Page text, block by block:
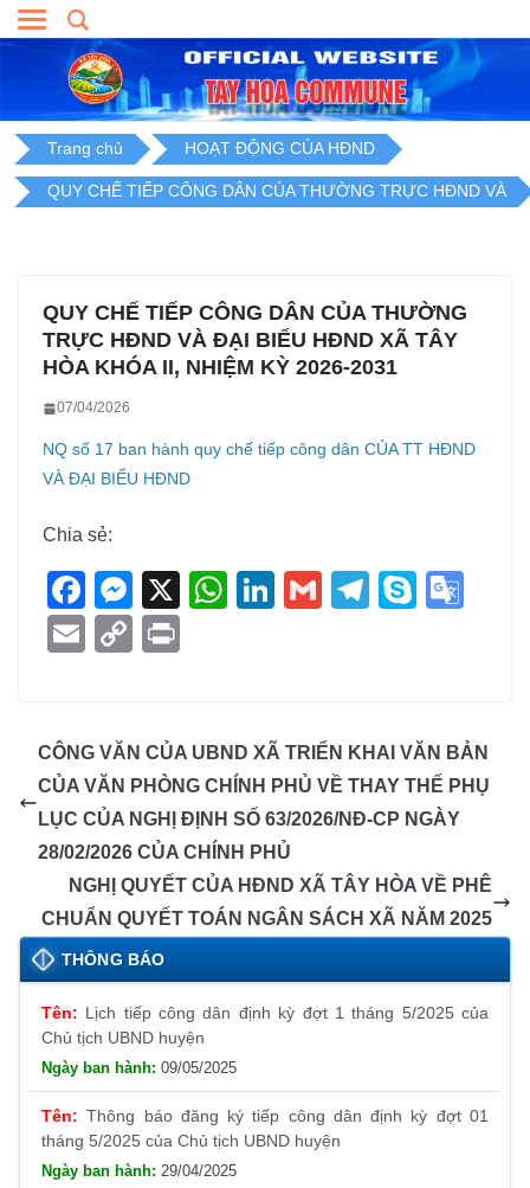
Skip
to
Trang chủ HOẠT ĐỘNG CỦA HĐND
QUY CHẾ TIẾP CÔNG DÂN CỦA THƯỜNG TRỰC HĐND VÀ
QUY CHẾ TIẾP CÔNG DÂN CỦA THƯỜNG
TRỰC HĐND VÀ ĐẠI BIỂU HĐND XÃ TÂY
HÒA KHÓA II, NHIỆM KỲ 2026-2031
07/04/2026
NQ số 17 ban hành quy chế tiếp công dân CỦA TT HĐND
VÀ ĐẠI BIỂU HĐND
Chia sẻ:
F
a
c
b
o
o
k
M
e
ss
n
g
er
X
W
A
p
p
Li
dI
n
G
T
a
m
S
e
Tr
sl
at
e
E
C
y
Li
n
k
CÔNG VĂN CỦA UBND XÃ TRIỂN KHAI VĂN BẢN
CỦA VĂN PHÒNG CHÍNH PHỦ VỀ THAY THẾ PHỤ
LỤC CỦA NGHỊ ĐỊNH SỐ 63/2026/NĐ-CP NGÀY
28/02/2026 CỦA CHÍNH PHỦ
NGHỊ QUYẾT CỦA HĐND XÃ TÂY HÒA VỀ PHÊ
CHUẨN QUYẾT TOÁN NGÂN SÁCH XÃ NĂM 2025
THÔNG BÁO
Lịch tiếp công dân định kỳ đợt 1 tháng 5/2025 của
Chủ tịch UBND huyện
Thông báo đăng ký tiếp công dân định kỳ đợt 01
tháng 5/2025 của Chủ tịch UBND huyện